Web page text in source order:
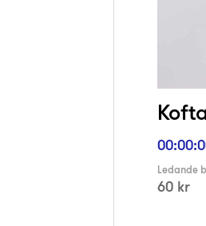
Ledande
60 kr